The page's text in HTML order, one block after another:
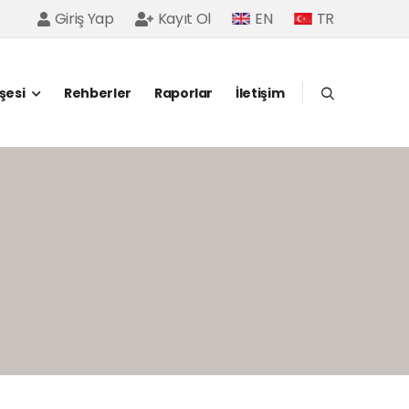
Giriş Yap Kayıt Ol EN TR
Rehberler Raporlar İletişim